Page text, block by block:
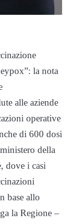
la nota
alle aziende
operative
di 600 dosi
della
dove i casi
base allo
la Regione –